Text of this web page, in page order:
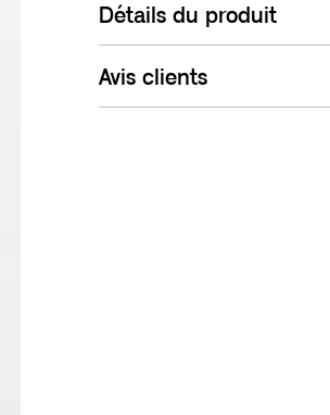
Détails du produit
Avis clients